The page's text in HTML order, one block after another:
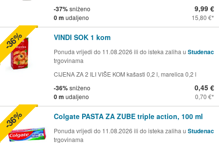
-37%sniženo
0 m udaljeno
9,99 €
15,80 €
VINDI SOK 1 kom
Ponuda vrijedi do 11.08.2026 ili do isteka zaliha u Studenac
trgovinama
CIJENA ZA 2 ILI VIŠE KOM kašasti 0,2 l, marelica 0,2 l
-36%sniženo
0 m udaljeno
0,45 €
0,70 €
-36%
Colgate PASTA ZA ZUBE triple action, 100 ml
Ponuda vrijedi do 11.08.2026 ili do isteka zaliha u Studenac
trgovinama
-36%